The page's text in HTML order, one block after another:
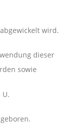
wird.
dieser
sowie